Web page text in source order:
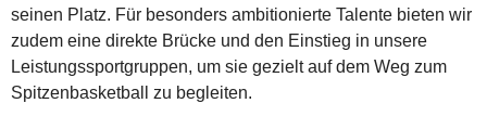
seinen Platz. Für besonders ambitionierte Talente bieten wir
zudem eine direkte Brücke und den Einstieg in unsere
Leistungssportgruppen, um sie gezielt auf dem Weg zum
Spitzenbasketball zu begleiten.